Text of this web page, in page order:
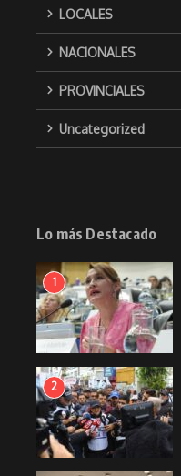
LOCALES
NACIONALES
PROVINCIALES
Uncategorized
Lo más Destacado
1
2